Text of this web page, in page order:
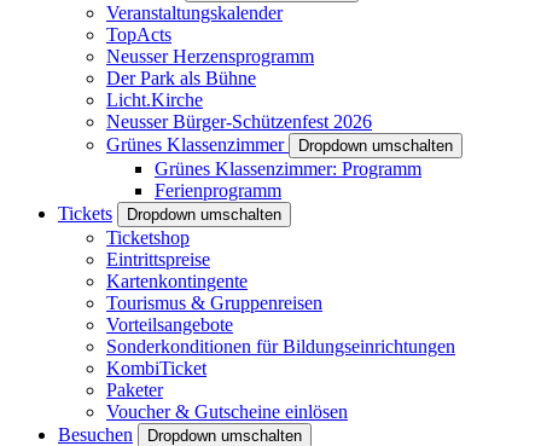
Veranstaltungskalender
TopActs
Neusser Herzensprogramm
Der Park als Bühne
Licht.Kirche
Neusser Bürger-Schützenfest 2026
Grünes Klassenzimmer
Dropdown umschalten
Grünes Klassenzimmer: Programm
Ferienprogramm
Tickets
Dropdown umschalten
Ticketshop
Eintrittspreise
Kartenkontingente
Tourismus & Gruppenreisen
Vorteilsangebote
Sonderkonditionen für Bildungseinrichtungen
KombiTicket
Paketer
Voucher & Gutscheine einlösen
Besuchen
Dropdown umschalten